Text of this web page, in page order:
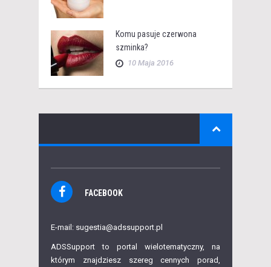
Komu pasuje czerwona
szminka?
10 Maja 2016
FACEBOOK
E-mail: sugestia@adssupport.pl
ADSSupport to portal wielotematyczny, na
którym znajdziesz szereg cennych porad,